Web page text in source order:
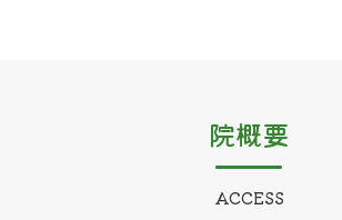
院概要
ACCESS